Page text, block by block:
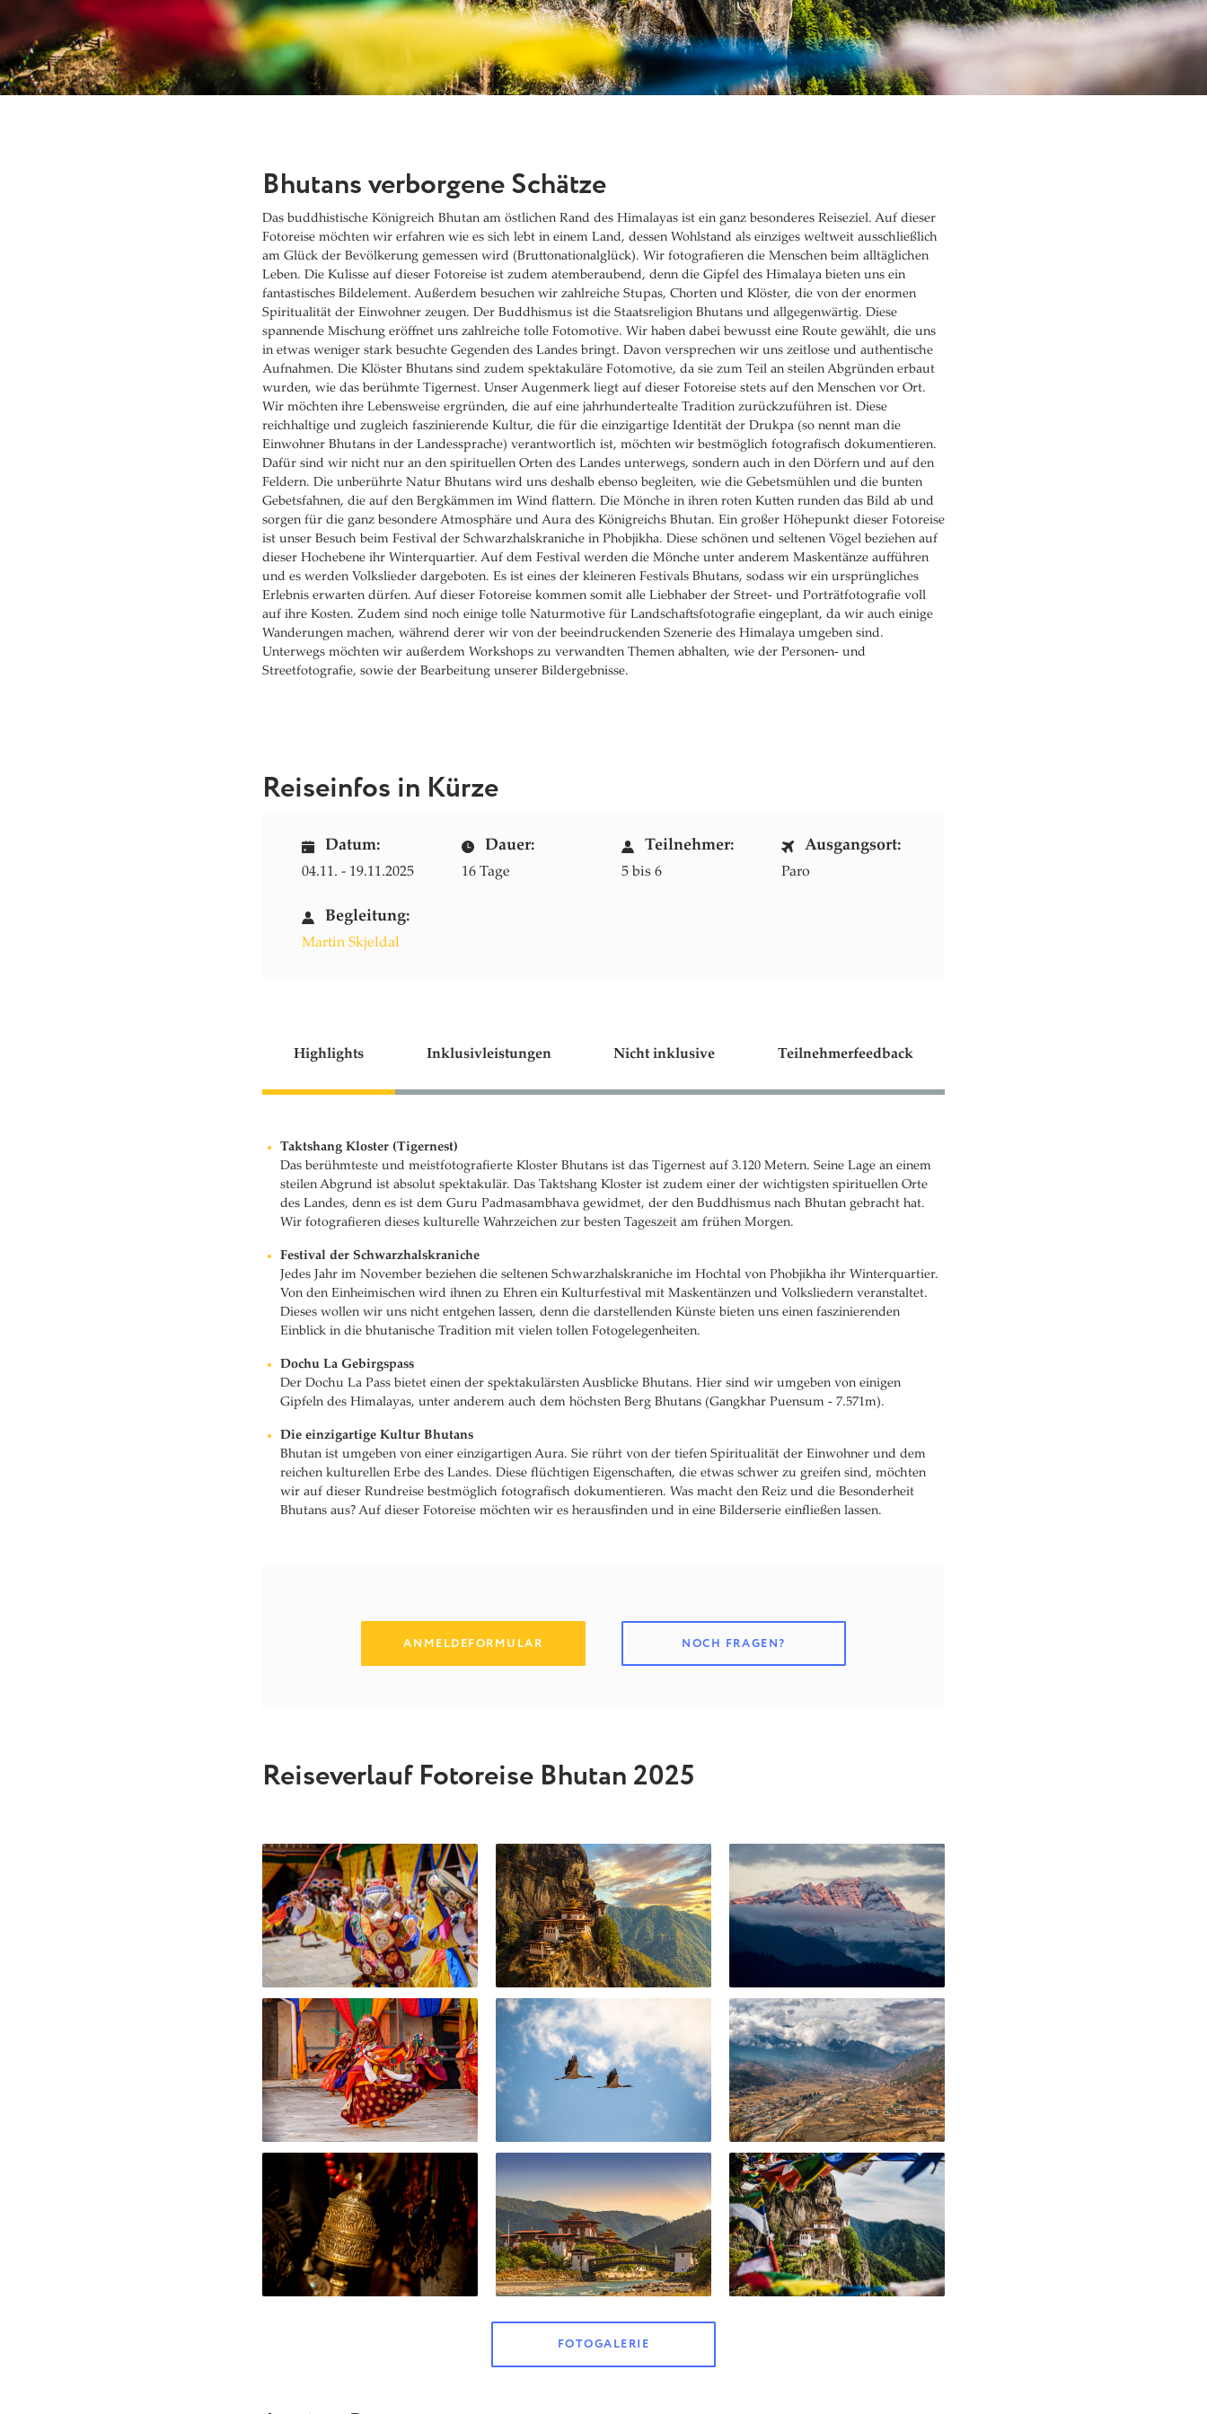
Bhutans verborgene Schätze
Das buddhistische Königreich Bhutan am östlichen Rand des Himalayas ist ein ganz besonderes Reiseziel. Auf dieser
Fotoreise möchten wir erfahren wie es sich lebt in einem Land, dessen Wohlstand als einziges weltweit ausschließlich
am Glück der Bevölkerung gemessen wird (Bruttonationalglück). Wir fotografieren die Menschen beim alltäglichen
Leben. Die Kulisse auf dieser Fotoreise ist zudem atemberaubend, denn die Gipfel des Himalaya bieten uns ein
fantastisches Bildelement. Außerdem besuchen wir zahlreiche Stupas, Chorten und Klöster, die von der enormen
Spiritualität der Einwohner zeugen. Der Buddhismus ist die Staatsreligion Bhutans und allgegenwärtig. Diese
spannende Mischung eröffnet uns zahlreiche tolle Fotomotive. Wir haben dabei bewusst eine Route gewählt, die uns
in etwas weniger stark besuchte Gegenden des Landes bringt. Davon versprechen wir uns zeitlose und authentische
Aufnahmen. Die Klöster Bhutans sind zudem spektakuläre Fotomotive, da sie zum Teil an steilen Abgründen erbaut
wurden, wie das berühmte Tigernest. Unser Augenmerk liegt auf dieser Fotoreise stets auf den Menschen vor Ort.
Wir möchten ihre Lebensweise ergründen, die auf eine jahrhundertealte Tradition zurückzuführen ist. Diese
reichhaltige und zugleich faszinierende Kultur, die für die einzigartige Identität der Drukpa (so nennt man die
Einwohner Bhutans in der Landessprache) verantwortlich ist, möchten wir bestmöglich fotografisch dokumentieren.
Dafür sind wir nicht nur an den spirituellen Orten des Landes unterwegs, sondern auch in den Dörfern und auf den
Feldern. Die unberührte Natur Bhutans wird uns deshalb ebenso begleiten, wie die Gebetsmühlen und die bunten
Gebetsfahnen, die auf den Bergkämmen im Wind flattern. Die Mönche in ihren roten Kutten runden das Bild ab und
sorgen für die ganz besondere Atmosphäre und Aura des Königreichs Bhutan. Ein großer Höhepunkt dieser Fotoreise
ist unser Besuch beim Festival der Schwarzhalskraniche in Phobjikha. Diese schönen und seltenen Vögel beziehen auf
dieser Hochebene ihr Winterquartier. Auf dem Festival werden die Mönche unter anderem Maskentänze aufführen
und es werden Volkslieder dargeboten. Es ist eines der kleineren Festivals Bhutans, sodass wir ein ursprüngliches
Erlebnis erwarten dürfen. Auf dieser Fotoreise kommen somit alle Liebhaber der Street- und Porträtfotografie voll
auf ihre Kosten. Zudem sind noch einige tolle Naturmotive für Landschaftsfotografie eingeplant, da wir auch einige
Wanderungen machen, während derer wir von der beeindruckenden Szenerie des Himalaya umgeben sind.
Unterwegs möchten wir außerdem Workshops zu verwandten Themen abhalten, wie der Personen- und
Streetfotografie, sowie der Bearbeitung unserer Bildergebnisse.
Reiseinfos in Kürze
Datum:
04.11. - 19.11.2025
Dauer:
16 Tage
Teilnehmer:
5 bis 6
Ausgangsort:
Paro
Begleitung:
Martin Skjeldal
Highlights Inklusivleistungen Nicht inklusive Teilnehmerfeedback
Taktshang Kloster (Tigernest)
Das berühmteste und meistfotografierte Kloster Bhutans ist das Tigernest auf 3.120 Metern. Seine Lage an einem
steilen Abgrund ist absolut spektakulär. Das Taktshang Kloster ist zudem einer der wichtigsten spirituellen Orte
des Landes, denn es ist dem Guru Padmasambhava gewidmet, der den Buddhismus nach Bhutan gebracht hat.
Wir fotografieren dieses kulturelle Wahrzeichen zur besten Tageszeit am frühen Morgen.
Festival der Schwarzhalskraniche
Jedes Jahr im November beziehen die seltenen Schwarzhalskraniche im Hochtal von Phobjikha ihr Winterquartier.
Von den Einheimischen wird ihnen zu Ehren ein Kulturfestival mit Maskentänzen und Volksliedern veranstaltet.
Dieses wollen wir uns nicht entgehen lassen, denn die darstellenden Künste bieten uns einen faszinierenden
Einblick in die bhutanische Tradition mit vielen tollen Fotogelegenheiten.
Dochu La Gebirgspass
Der Dochu La Pass bietet einen der spektakulärsten Ausblicke Bhutans. Hier sind wir umgeben von einigen
Gipfeln des Himalayas, unter anderem auch dem höchsten Berg Bhutans (Gangkhar Puensum - 7.571m).
Die einzigartige Kultur Bhutans
Bhutan ist umgeben von einer einzigartigen Aura. Sie rührt von der tiefen Spiritualität der Einwohner und dem
reichen kulturellen Erbe des Landes. Diese flüchtigen Eigenschaften, die etwas schwer zu greifen sind, möchten
wir auf dieser Rundreise bestmöglich fotografisch dokumentieren. Was macht den Reiz und die Besonderheit
Bhutans aus? Auf dieser Fotoreise möchten wir es herausfinden und in eine Bilderserie einfließen lassen.
ANMELDEFORMULAR NOCH FRAGEN?
Reiseverlauf Fotoreise Bhutan 2025
FOTOGALERIE